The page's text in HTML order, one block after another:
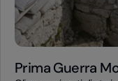
Prima Guerra